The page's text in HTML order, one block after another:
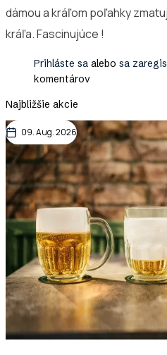
dámou a kráľom poľahky
kráľa. Fascinujúce !
Prihláste sa alebo sa
komentárov
Najbližšie akcie
09. Aug. 2026